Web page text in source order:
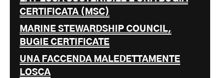
CERTIFICATA (MSC)
MARINE STEWARDSHIP COUNCIL,
BUGIE CERTIFICATE
UNA FACCENDA MALEDETTAMENTE
LOSCA